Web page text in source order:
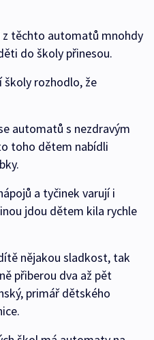
těchto automatů mnohdy
do školy přinesou.
školy rozhodlo, že
automatů s nezdravým
toho dětem nabídli
a tyčinek varují i
jdou dětem kila rychle
nějakou sladkost, tak
přiberou dva až pět
primář dětského